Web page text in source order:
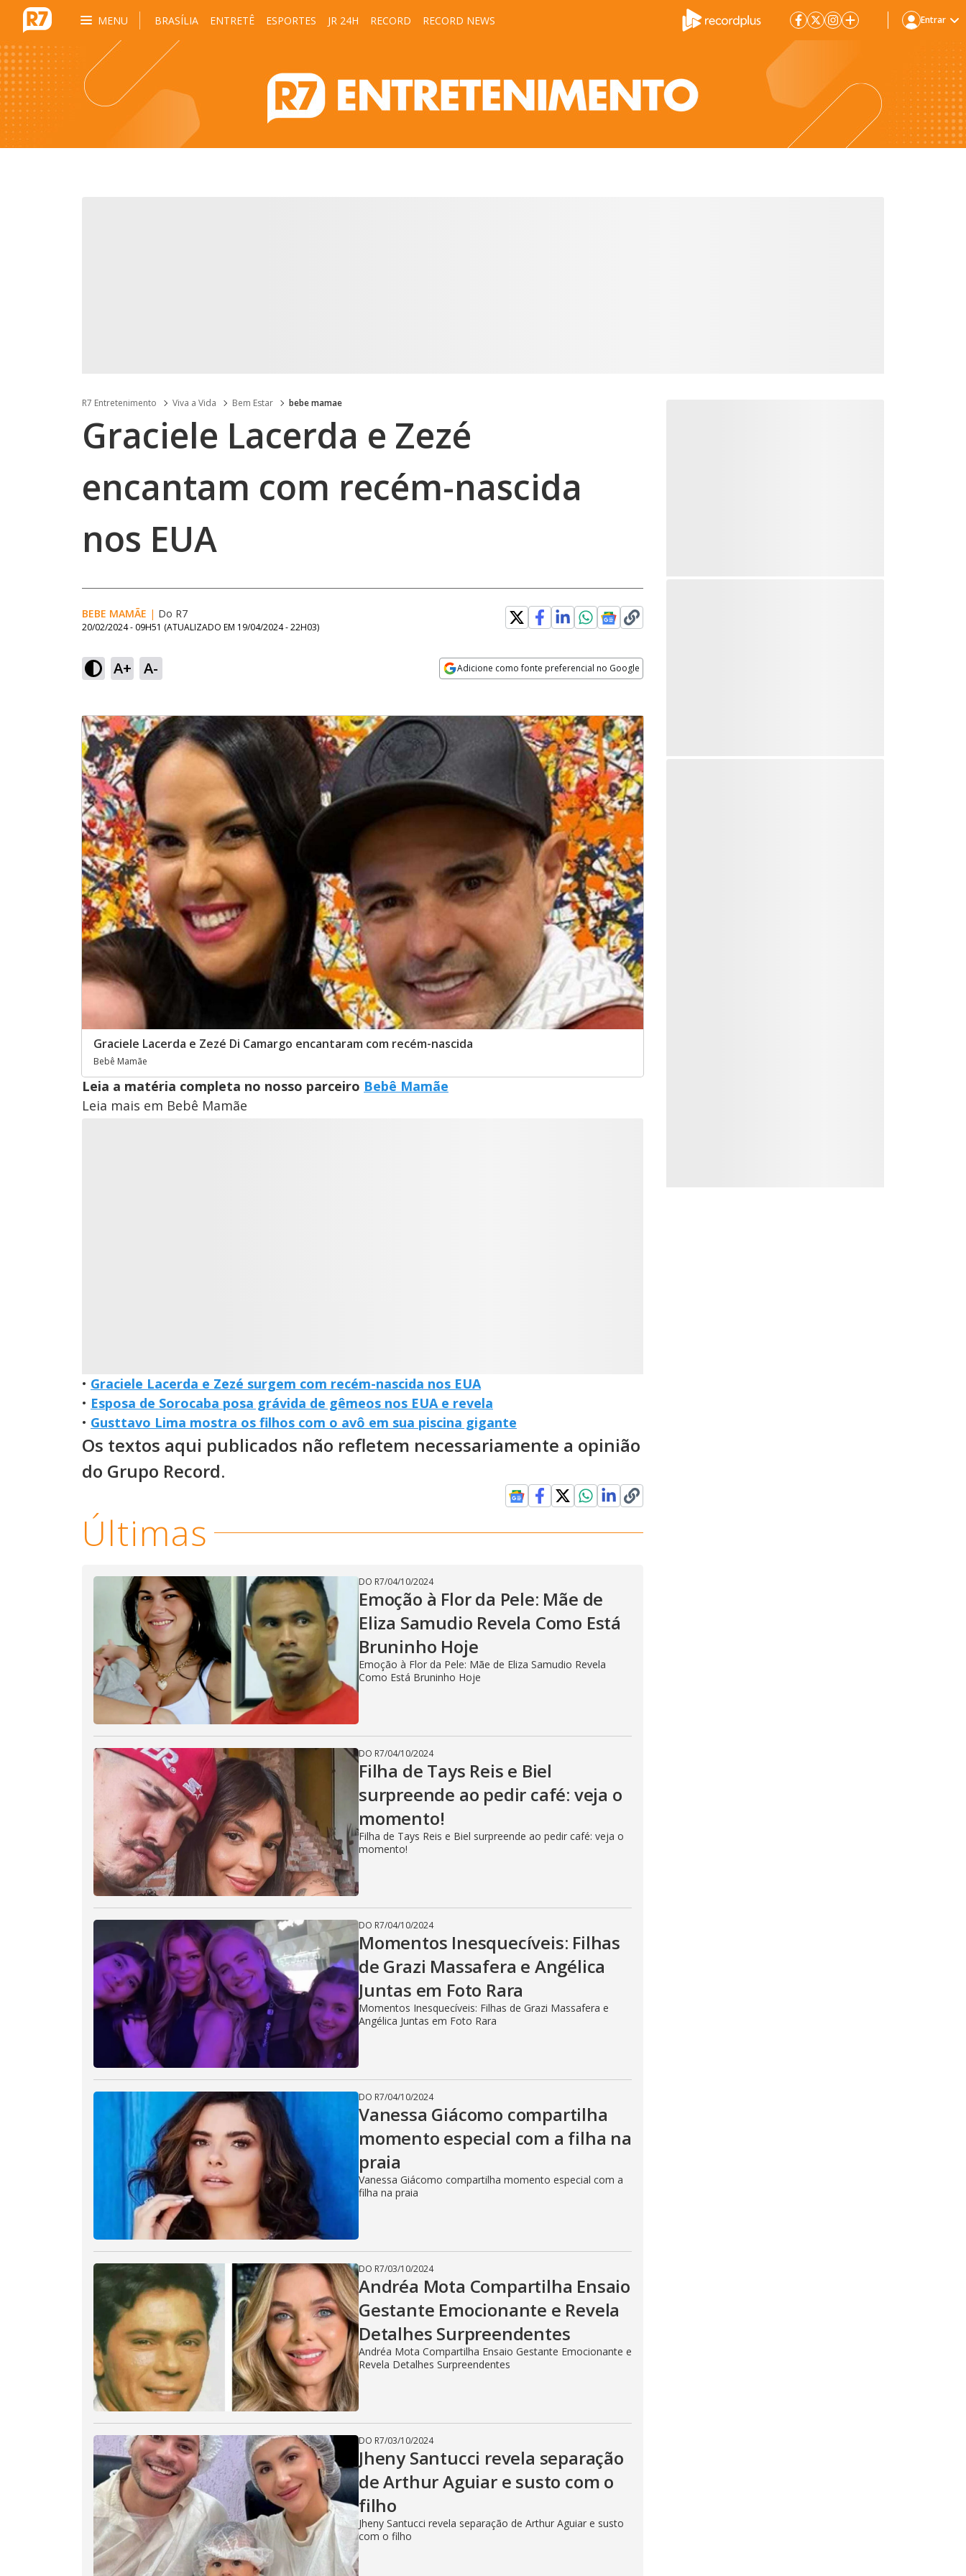
MENU BRASÍLIA ENTRETÊ ESPORTES JR 24H RECORD RECORD NEWS Entrar
R7 Entretenimento Viva a Vida Bem Estar bebe mamae
Graciele Lacerda e Zezé
encantam com recém-nascida
nos EUA
BEBE MAMÃE | Do R7
20/02/2024 - 09H51 (ATUALIZADO EM 19/04/2024 - 22H03)
A+ A- Adicione como fonte preferencial no Google
Graciele Lacerda e Zezé Di Camargo encantaram com recém-nascida
Bebê Mamãe
Leia a matéria completa no nosso parceiro Bebê Mamãe
Leia mais em Bebê Mamãe
• Graciele Lacerda e Zezé surgem com recém-nascida nos EUA
• Esposa de Sorocaba posa grávida de gêmeos nos EUA e revela
• Gusttavo Lima mostra os filhos com o avô em sua piscina gigante
Os textos aqui publicados não refletem necessariamente a opinião
do Grupo Record.
Últimas
DO R7/04/10/2024
Emoção à Flor da Pele: Mãe de
Eliza Samudio Revela Como Está
Bruninho Hoje
Emoção à Flor da Pele: Mãe de Eliza Samudio Revela
Como Está Bruninho Hoje
DO R7/04/10/2024
Filha de Tays Reis e Biel
surpreende ao pedir café: veja o
momento!
Filha de Tays Reis e Biel surpreende ao pedir café: veja o
momento!
DO R7/04/10/2024
Momentos Inesquecíveis: Filhas
de Grazi Massafera e Angélica
Juntas em Foto Rara
Momentos Inesquecíveis: Filhas de Grazi Massafera e
Angélica Juntas em Foto Rara
DO R7/04/10/2024
Vanessa Giácomo compartilha
momento especial com a filha na
praia
Vanessa Giácomo compartilha momento especial com a
filha na praia
DO R7/03/10/2024
Andréa Mota Compartilha Ensaio
Gestante Emocionante e Revela
Detalhes Surpreendentes
Andréa Mota Compartilha Ensaio Gestante Emocionante e
Revela Detalhes Surpreendentes
DO R7/03/10/2024
Jheny Santucci revela separação
de Arthur Aguiar e susto com o
filho
Jheny Santucci revela separação de Arthur Aguiar e susto
com o filho